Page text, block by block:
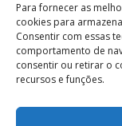
Para fornecer as
cookies para
Consentir com essas
comportamento de
consentir ou retirar o
recursos e funções.